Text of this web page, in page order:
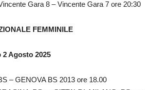
Gara 8 – Vincente Gara 7 ore 20:30
FEMMINILE
Agosto 2025
– GENOVA BS 2013 ore 18.00